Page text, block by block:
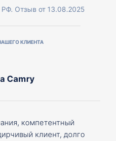
РФ. Отзыв от 13.08.2025
КЛИЕНТА
Camry
компетентный
клиент, долго